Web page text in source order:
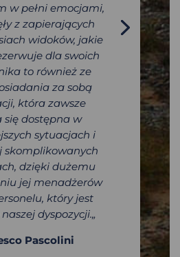
w pełni emocjami,
z zapierających
widoków, jakie
dla swoich
to również ze
za sobą
która zawsze
się dostępna w
sytuacjach i
skomplikowanych
dzięki dużemu
jej menadżerów
który jest
dyspozycji.„
Pascolini